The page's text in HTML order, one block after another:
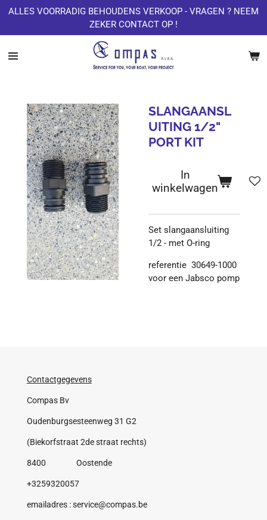
Ga
naar
de
ALLES VOORRADIG BEHOUDENS VERKOOP - VRAGEN ? NEEM
ZEKER CONTACT OP !
SLANGAANSL
UITING 1/2"
PORT KIT
In
winkelwagen
Set slangaansluiting
1/2 - met O-ring
referentie 30649-1000
voor een Jabsco pomp
Contactgegevens
Compas Bv
Oudenburgsesteenweg 31 G2
(Biekorfstraat 2de straat rechts)
8400 Oostende
+3259320057
emailadres : service@compas.be